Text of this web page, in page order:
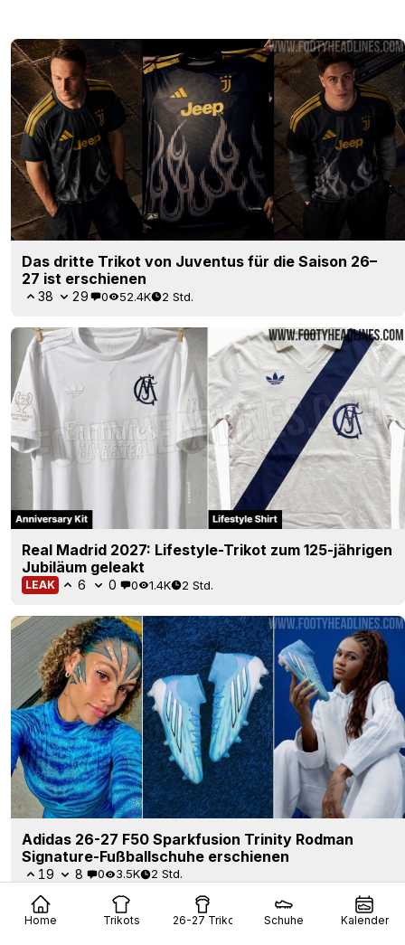
Home Trikots 26-27 Trikots Schuhe Kalender
Das dritte Trikot von Juventus für die Saison 26–
27 ist erschienen
38 29 0 52.4K 2 Std.
Real Madrid 2027: Lifestyle-Trikot zum 125-jährigen
Jubiläum geleakt
LEAK 6 0 0 1.4K 2 Std.
Adidas 26-27 F50 Sparkfusion Trinity Rodman
Signature-Fußballschuhe erschienen
19 8 0 3.5K 2 Std.